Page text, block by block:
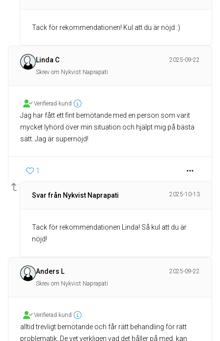
Tack för rekommendationen! Kul att du är nöjd :)
Linda C
2025-09-22
Skrev om Nykvist Naprapati
Verifierad kund
Jag har fått ett fint bemötande med en person som varit
mycket lyhörd över min situation och hjälpt mig på bästa
sätt. Jag är supernöjd!
1
Svar från Nykvist Naprapati 2025-10-13
Tack för rekommendationen Linda! Så kul att du är
nöjd!
Anders L
2025-09-22
Skrev om Nykvist Naprapati
Verifierad kund
alltid trevligt bemötande och får rätt behandling för rätt
problematik. De vet verkligen vad det håller på med, kan